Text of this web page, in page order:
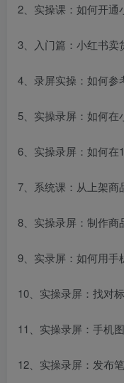
2、实操课：如何开通
3、入门篇：小红书卖
4、录屏实操：如何参
5、实操录屏：如何在
6、实操录屏：如何在
7、系统课：从上架商
8、实操录屏：制作商
9、实录屏：如何用手
10、实操录屏：找对
11、实操录屏：手机
12、实操录屏：发布